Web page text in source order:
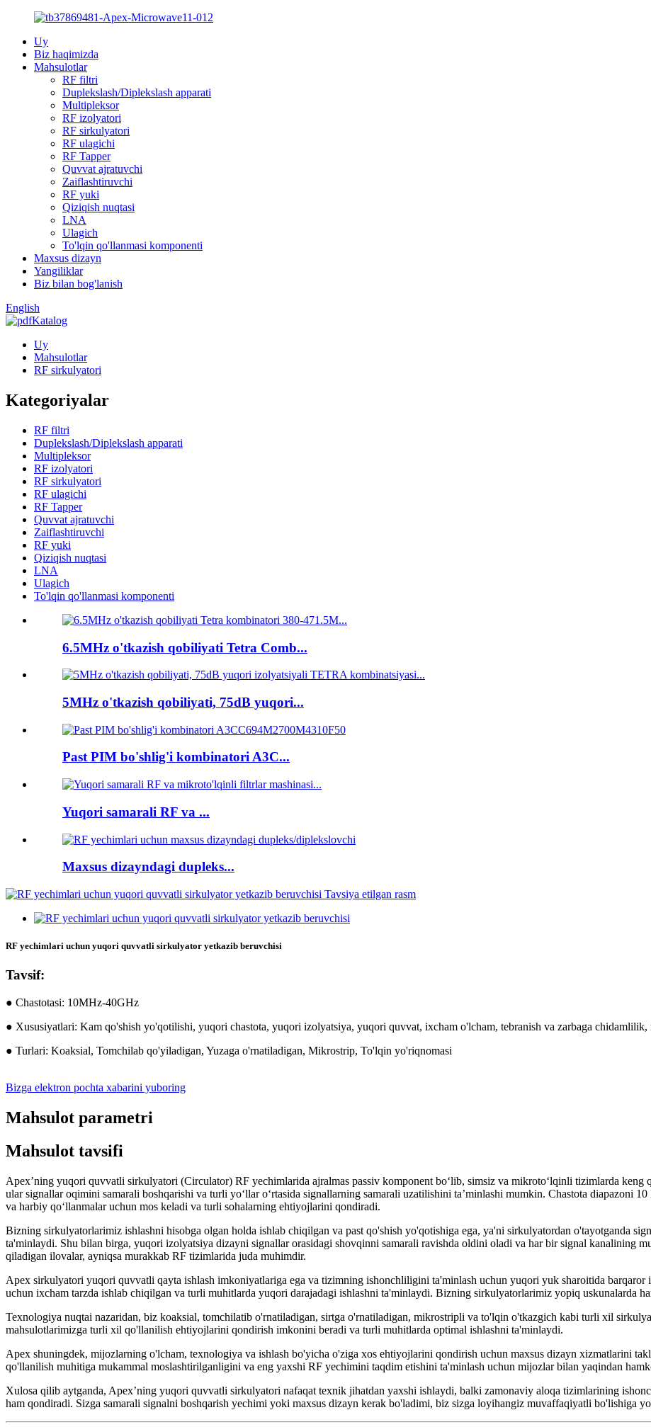
Uy
Biz haqimizda
Mahsulotlar
RF filtri
Duplekslash/Diplekslash apparati
Multipleksor
RF izolyatori
RF sirkulyatori
RF ulagichi
RF Tapper
Quvvat ajratuvchi
Zaiflashtiruvchi
RF yuki
Qiziqish nuqtasi
LNA
Ulagich
To'lqin qo'llanmasi komponenti
Maxsus dizayn
Yangiliklar
Biz bilan bog'lanish
English
Katalog
Uy
Mahsulotlar
RF sirkulyatori
Kategoriyalar
RF filtri
Duplekslash/Diplekslash apparati
Multipleksor
RF izolyatori
RF sirkulyatori
RF ulagichi
RF Tapper
Quvvat ajratuvchi
Zaiflashtiruvchi
RF yuki
Qiziqish nuqtasi
LNA
Ulagich
To'lqin qo'llanmasi komponenti
6.5MHz o'tkazish qobiliyati Tetra Comb...
5MHz o'tkazish qobiliyati, 75dB yuqori...
Past PIM bo'shlig'i kombinatori A3C...
Yuqori samarali RF va ...
Maxsus dizayndagi dupleks...
RF yechimlari uchun yuqori quvvatli sirkulyator yetkazib beruvchisi
Tavsif:
● Chastotasi: 10MHz-40GHz
● Xususiyatlari: Kam qo'shish yo'qotilishi, yuqori chastota, yuqori izolyatsiya, yuqori quvvat, ixcham o'lcham, tebranish va zarbaga chidamlilik,
● Turlari: Koaksial, Tomchilab qo'yiladigan, Yuzaga o'rnatiladigan, Mikrostrip, To'lqin yo'riqnomasi
Bizga elektron pochta xabarini yuboring
Mahsulot parametri
Mahsulot tavsifi
Apex’ning yuqori quvvatli sirkulyatori (Circulator) RF yechimlarida ajralmas passiv komponent boʻlib, simsiz va mikrotoʻlqinli tizimlarda keng
ular signallar oqimini samarali boshqarishi va turli yoʻllar oʻrtasida signallarning samarali uzatilishini taʼminlashi mumkin. Chastota diapazoni
va harbiy qoʻllanmalar uchun mos keladi va turli sohalarning ehtiyojlarini qondiradi.
Bizning sirkulyatorlarimiz ishlashni hisobga olgan holda ishlab chiqilgan va past qo'shish yo'qotishiga ega, ya'ni sirkulyatordan o'tayotganda
ta'minlaydi. Shu bilan birga, yuqori izolyatsiya dizayni signallar orasidagi shovqinni samarali ravishda oldini oladi va har bir signal kanalining
qiladigan ilovalar, ayniqsa murakkab RF tizimlarida juda muhimdir.
Apex sirkulyatori yuqori quvvatli qayta ishlash imkoniyatlariga ega va tizimning ishonchliligini ta'minlash uchun yuqori yuk sharoitida
uchun ixcham tarzda ishlab chiqilgan va turli muhitlarda yuqori darajadagi ishlashni ta'minlaydi. Bizning sirkulyatorlarimiz yopiq uskunalarda
Texnologiya nuqtai nazaridan, biz koaksial, tomchilatib o'rnatiladigan, sirtga o'rnatiladigan, mikrostripli va to'lqin o'tkazgich kabi turli xil
mahsulotlarimizga turli xil qo'llanilish ehtiyojlarini qondirish imkonini beradi va turli muhitlarda optimal ishlashni ta'minlaydi.
Apex shuningdek, mijozlarning o'lcham, texnologiya va ishlash bo'yicha o'ziga xos ehtiyojlarini qondirish uchun maxsus dizayn xizmatlarini
qo'llanilish muhitiga mukammal moslashtirilganligini va eng yaxshi RF yechimini taqdim etishini ta'minlash uchun mijozlar bilan yaqindan
Xulosa qilib aytganda, Apex’ning yuqori quvvatli sirkulyatori nafaqat texnik jihatdan yaxshi ishlaydi, balki zamonaviy aloqa tizimlarining
ham qondiradi. Sizga samarali signalni boshqarish yechimi yoki maxsus dizayn kerak bo'ladimi, biz sizga loyihangiz muvaffaqiyatli bo'lishiga